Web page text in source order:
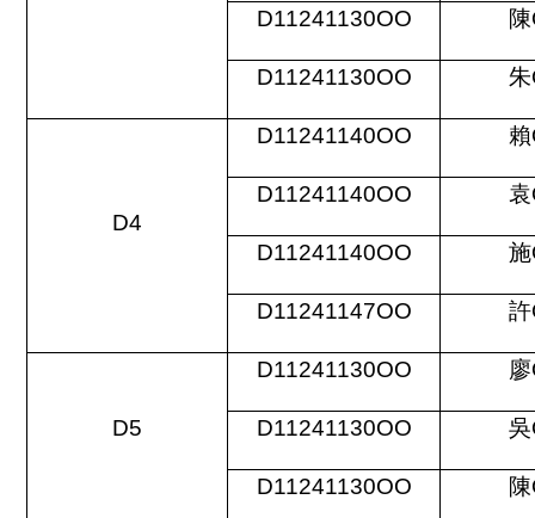
D11241130OO 陳
D11241130OO 朱
D4
D11241140OO 賴
D11241140OO 袁
D11241140OO 施
D11241147OO 許
D5
D11241130OO 廖
D11241130OO 吳
D11241130OO 陳